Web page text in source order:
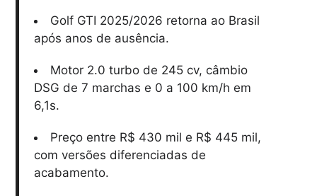
Golf GTI 2025/2026 retorna ao Brasil
após anos de ausência.
Motor 2.0 turbo de 245 cv, câmbio
DSG de 7 marchas e 0 a 100 km/h em
6,1s.
Preço entre R$ 430 mil e R$ 445 mil,
com versões diferenciadas de
acabamento.